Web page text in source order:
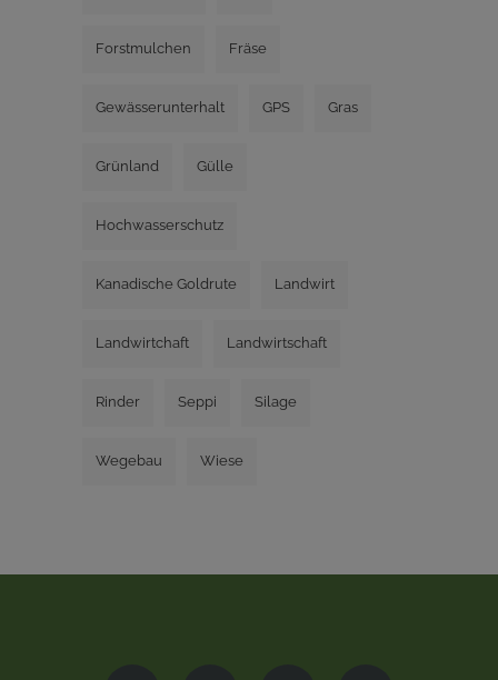
Forstmulchen Fräse
Gewässerunterhalt GPS Gras
Grünland Gülle
Hochwasserschutz
Kanadische Goldrute Landwirt
Landwirtchaft Landwirtschaft
Rinder Seppi Silage
Wegebau Wiese